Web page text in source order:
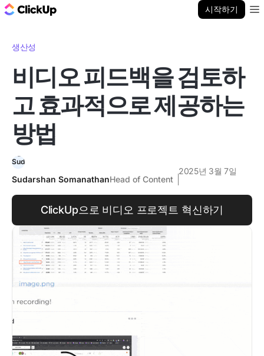
시작하기
생산성
비디오 피드백을 검토하
고 효과적으로 제공하는
방법
Sudarshan SomanathanHead of Content
2025년 3월 7일
ClickUp으로 비디오 프로젝트 혁신하기